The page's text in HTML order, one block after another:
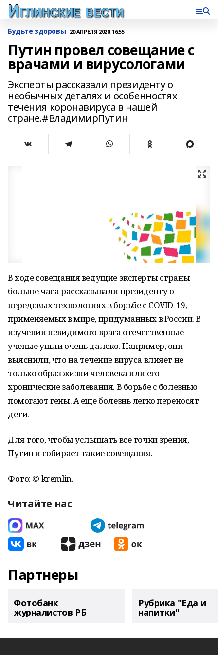
Будьте здоровы 20 АПРЕЛЯ 2020, 16:55
Путин провел совещание с
врачами и вирусологами
Эксперты рассказали президенту о
необычных деталях и особенностях
течения коронавируса в нашей
стране.#ВладимирПутин
В ходе совещания ведущие эксперты страны
больше часа рассказывали президенту о
передовых технологиях в борьбе с COVID-19,
применяемых в мире, придуманных в России. В
изучении невидимого врага отечественные
ученые ушли очень далеко. Например, они
выяснили, что на течение вируса влияет не
только образ жизни человека или его
хронические заболевания. В борьбе с болезнью
помогают гены. А еще болезнь легко переносят
дети.
Для того, чтобы услышать все точки зрения,
Путин и собирает такие совещания.
Фото: © kremlin.
Читайте нас
Партнеры
Фотобанк
журналистов РБ
Рубрика "Еда и
напитки"